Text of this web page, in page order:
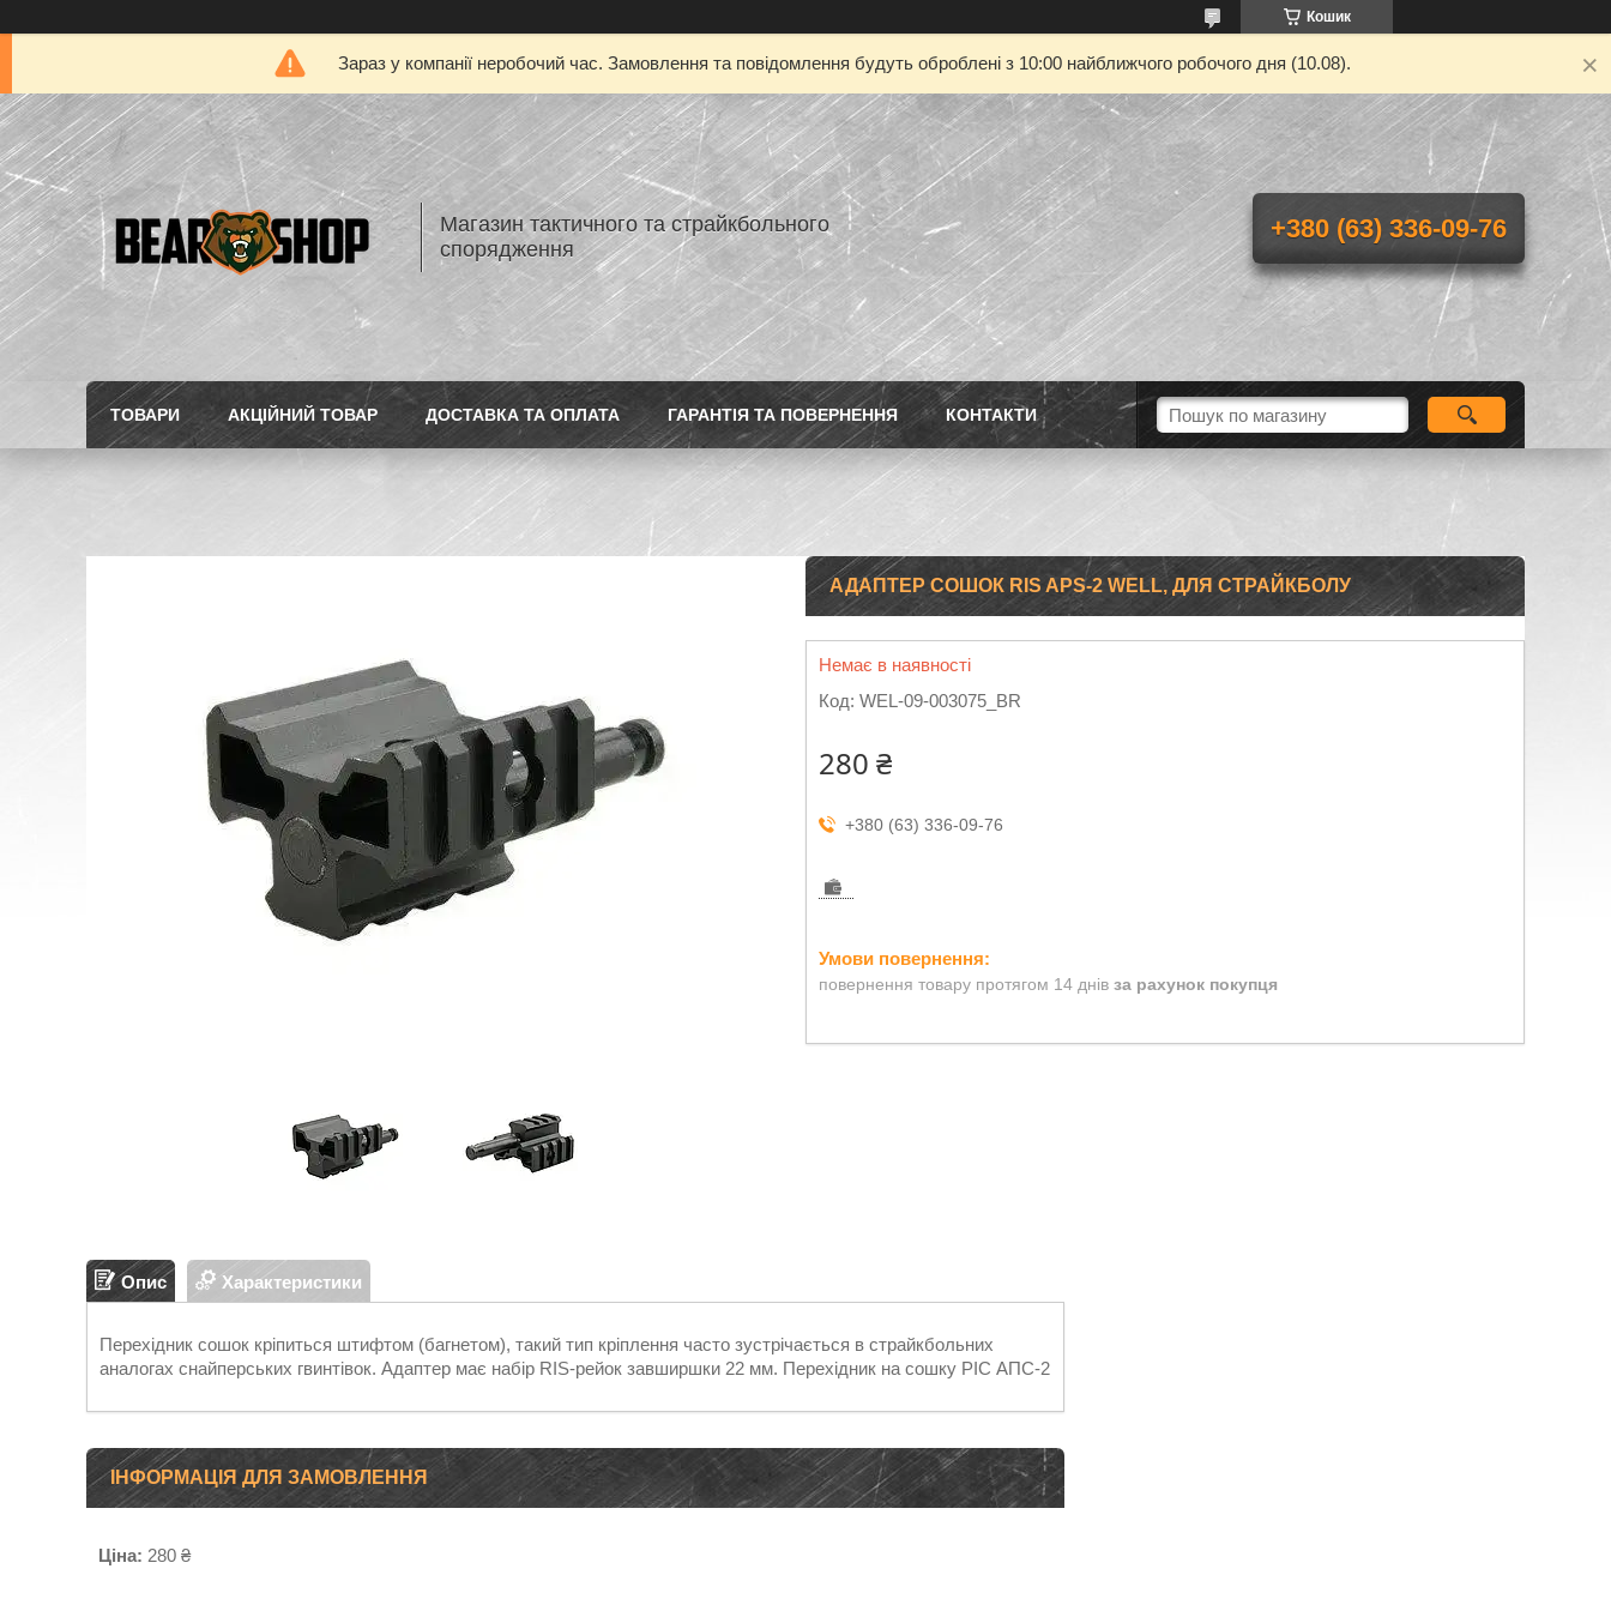
Кошик
Зараз у компанії неробочий час. Замовлення та повідомлення будуть оброблені з 10:00 найближчого робочого дня (10.08).
Магазин тактичного та страйкбольного
спорядження
+380 (63) 336-09-76
ТОВАРИ АКЦІЙНИЙ ТОВАР ДОСТАВКА ТА ОПЛАТА ГАРАНТІЯ ТА ПОВЕРНЕННЯ КОНТАКТИ
АДАПТЕР СОШОК RIS APS-2 WELL, ДЛЯ СТРАЙКБОЛУ
Немає в наявності
Код: WEL-09-003075_BR
280 ₴
+380 (63) 336-09-76
повернення товару протягом 14 днів за рахунок покупця
Опис Характеристики
Перехідник сошок кріпиться штифтом (багнетом), такий тип кріплення часто зустрічається в страйкбольних
аналогах снайперських гвинтівок. Адаптер має набір RIS-рейок завширшки 22 мм. Перехідник на сошку РІС АПС-2
ІНФОРМАЦІЯ ДЛЯ ЗАМОВЛЕННЯ
Ціна: 280 ₴